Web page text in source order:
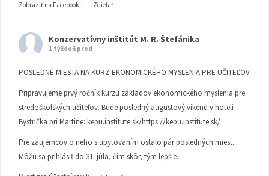
Zobraziť na Facebooku · Zdieľať
Konzervatívny inštitút M. R. Štefánika
1 týždeň pred
POSLEDNÉ MIESTA NA KURZ EKONOMICKÉHO MYSLENIA PRE UČITEĽOV
Pripravujeme prvý ročník kurzu základov ekonomického myslenia pre
stredoškolských učiteľov. Bude posledný augustový víkend v hoteli
Bystrička pri Martine: kepu.institute.sk/https://kepu.institute.sk/
Pre záujemcov o neho s ubytovaním ostalo pár posledných miest.
Môžu sa prihlásiť do 31. júla, čím skôr, tým lepšie.